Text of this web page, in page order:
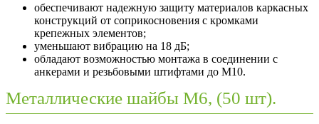
обеспечивают надежную защиту материалов каркасных
конструкций от соприкосновения с кромками
крепежных элементов;
уменьшают вибрацию на 18 дБ;
обладают возможностью монтажа в соединении с
анкерами и резьбовыми штифтами до М10.
Металлические шайбы М6, (50 шт).